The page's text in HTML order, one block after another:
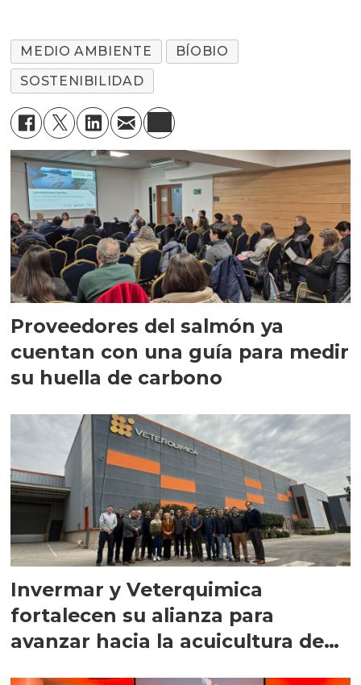
MEDIO AMBIENTE
BÍOBIO
SOSTENIBILIDAD
Proveedores del salmón ya
cuentan con una guía para medir
su huella de carbono
Invermar y Veterquimica
fortalecen su alianza para
avanzar hacia la acuicultura de